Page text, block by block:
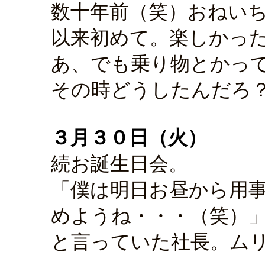
数十年前（笑）おねい
以来初めて。楽しかっ
あ、でも乗り物とかっ
その時どうしたんだろ
３月３０日（火）
続お誕生日会。
「僕は明日お昼から用
めようね・・・（笑）
と言っていた社長。ム